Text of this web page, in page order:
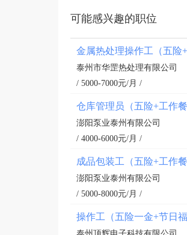
可能感兴趣的职位
金属热处理操作工（五险
泰州市华罡热处理有限公司
/ 5000-7000元/月 /
仓库管理员（五险+工作
澎阳泵业泰州有限公司
/ 4000-6000元/月 /
成品包装工（五险+工作
澎阳泵业泰州有限公司
/ 5000-8000元/月 /
操作工（五险一金+节日